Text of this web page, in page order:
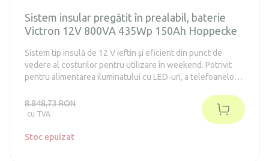
Sistem insular pregătit în prealabil, baterie
Victron 12V 800VA 435Wp 150Ah Hoppecke
Sistem tip insulă de 12 V ieftin și eficient din punct de
vedere al costurilor pentru utilizare în weekend. Potrivit
pentru alimentarea iluminatului cu LED-uri, a telefoanelor
frigiderelor din clasa energetică E-F de până la 130 de litri
(în conformitate cu vechiul standard A++). Sistemul nu
8.848,73 RON
cu TVA
Stoc epuizat